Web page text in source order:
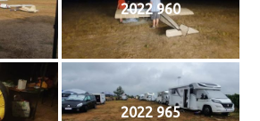
2022 960
2022 965